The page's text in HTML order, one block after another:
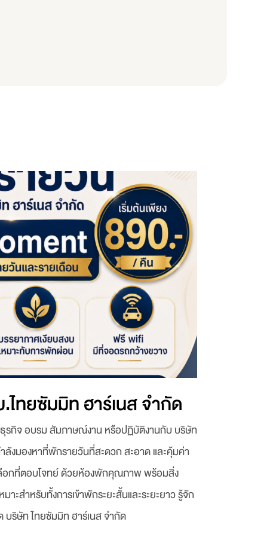
ทยซัมมิท ฮาร์เนส จำกัด
รกิจ อบรม สัมภาษณ์งาน หรือปฏิบัติงานกับ บริษัท
ลังมองหาที่พักรายวันที่สะดวก สะอาด และคุ้มค่า
อกที่ตอบโจทย์ ด้วยห้องพักคุณภาพ พร้อมสิ่ง
ะสำหรับทั้งการเข้าพักระยะสั้นและระยะยาว รู้จัก
บริษัท ไทยซัมมิท ฮาร์เนส จำกัด